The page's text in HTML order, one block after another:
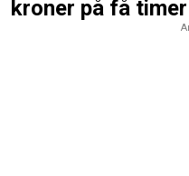
kroner på få timer